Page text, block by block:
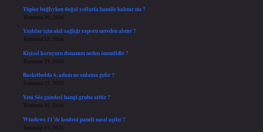
Tüpler bağlıyken doğal yollarla hamile kalınır mı ?
Temmuz 30, 2026
Yaşlılar için akıl sağlığı raporu nereden alınır ?
Temmuz 25, 2026
Kişisel koruyucu donanım neden önemlidir ?
Temmuz 25, 2026
Basketbolda 6. adam ne anlama gelir ?
Temmuz 21, 2026
Yeni Söz gazetesi hangi gruba aittir ?
Temmuz 15, 2026
Windows 11’de kontrol paneli nasıl açılır ?
Temmuz 14, 2026